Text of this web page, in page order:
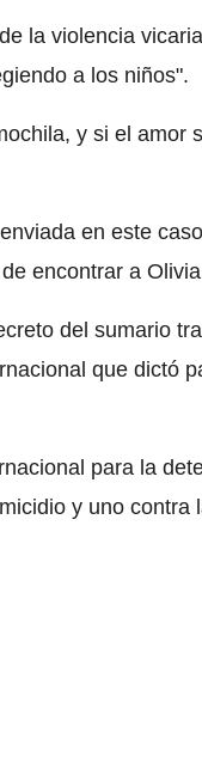
la violencia
a los niños".
y si el amor
en este
encontrar a
del sumario
que dictó
para la
y uno contra